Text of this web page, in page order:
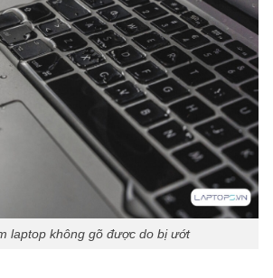
laptop không gõ được do bị ướt